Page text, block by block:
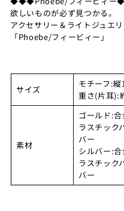
欲しいものが必ず見つかる。
アクセサリー＆ライトジュエ
「Phoebe/フィービィー」
サイズ
モチーフ:
重さ(片耳):
素材
ゴールド:
ラスチック
バー
シルバー:
ラスチック
バー